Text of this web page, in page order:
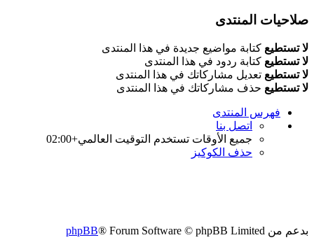
صلاحيات المنتدى
لا تستطيع كتابة مواضيع جديدة في هذا المنتدى
لا تستطيع كتابة ردود في هذا المنتدى
لا تستطيع تعديل مشاركاتك في هذا المنتدى
لا تستطيع حذف مشاركاتك في هذا المنتدى
فهرس المنتدى
اتصل بنا
جميع الأوقات تستخدم التوقيت العالمي+02:00
حذف الكوكيز
بدعم من phpBB® Forum Software © phpBB Limited